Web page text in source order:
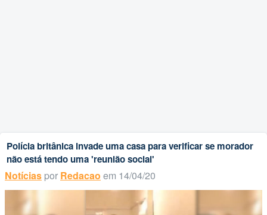
Polícia britânica invade uma casa para verificar se morador
não está tendo uma 'reunião social'
Notícias por Redacao em 14/04/20